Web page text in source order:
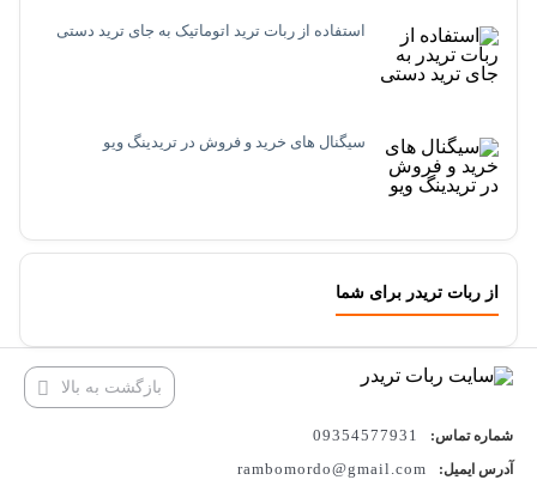
استفاده از ربات ترید اتوماتیک به جای ترید دستی
سیگنال های خرید و فروش در تریدینگ ویو
از ربات تریدر برای شما
بازگشت به بالا
شماره تماس: 09354577931
آدرس ایمیل:
rambomordo@gmail.com